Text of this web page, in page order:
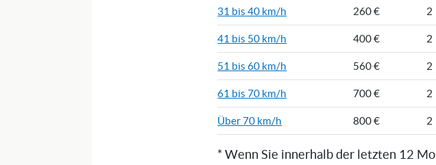
31 bis 40 km/h 260 € 2
41 bis 50 km/h 400 € 2
51 bis 60 km/h 560 € 2
61 bis 70 km/h 700 € 2
Über 70 km/h 800 € 2
* Wenn Sie innerhalb der letzten 12